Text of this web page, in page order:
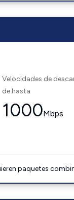
Velocidades de
de hasta
1000Mbps
paquetes